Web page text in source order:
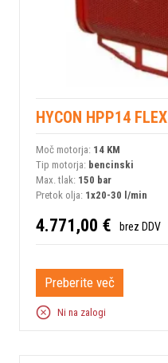
HYCON HPP14 FLEX
Moč motorja: 14 KM
Tip motorja: bencinski
Max. tlak: 150 bar
Pretok olja: 1x20-30 l/min
4.771,00 € brez DDV
Preberite več
Ni na zalogi